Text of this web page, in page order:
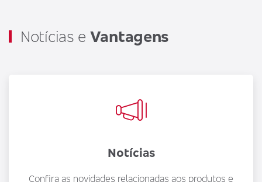
Notícias e Vantagens
Notícias
Confira as novidades relacionadas aos produtos e